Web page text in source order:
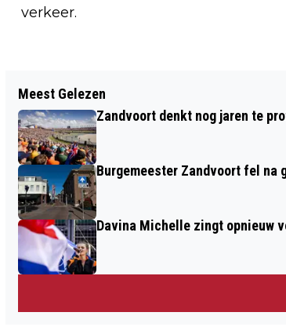
verkeer.
MAANSVERDUISTERING ZORGT
MOGELIJK VOOR BLOEDRODE
BOVEN KENNEMERLAND
Meest Gelezen
Zandvoort denkt nog jaren te
Burgemeester Zandvoort fel na
Davina Michelle zingt opnieuw